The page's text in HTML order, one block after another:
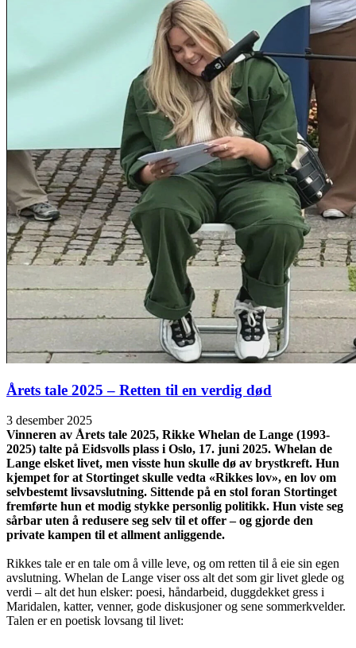
Årets tale 2025 – Retten til en verdig død
3 desember 2025
Vinneren av Årets tale 2025, Rikke Whelan de Lange (1993-
2025) talte på Eidsvolls plass i Oslo, 17. juni 2025. Whelan de
Lange elsket livet, men visste hun skulle dø av brystkreft. Hun
kjempet for at Stortinget skulle vedta «Rikkes lov», en lov om
selvbestemt livsavslutning. Sittende på en stol foran Stortinget
fremførte hun et modig stykke personlig politikk. Hun viste seg
sårbar uten å redusere seg selv til et offer – og gjorde den
private kampen til et allment anliggende.
Rikkes tale er en tale om å ville leve, og om retten til å eie sin egen
avslutning. Whelan de Lange viser oss alt det som gir livet glede og
verdi – alt det hun elsker: poesi, håndarbeid, duggdekket gress i
Maridalen, katter, venner, gode diskusjoner og sene sommerkvelder.
Talen er en poetisk lovsang til livet: